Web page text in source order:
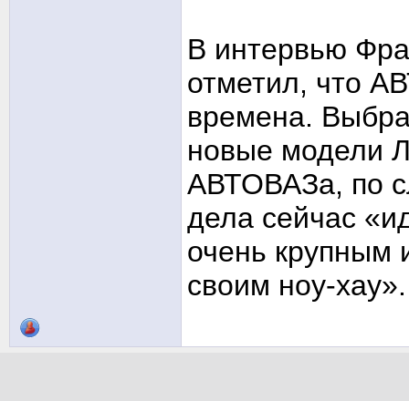
В интервью
отметил, что
времена.
новые модели
АВТОВАЗа, по
дела сейчас
очень крупным
своим ноу-хау».